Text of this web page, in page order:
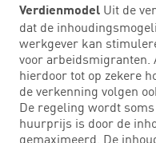
Verdienmodel Uit de
dat de
werkgever kan
voor
hierdoor tot op zekere
de verkenning volgen
De regeling wordt
huurprijs is door de
gemaximeerd. De